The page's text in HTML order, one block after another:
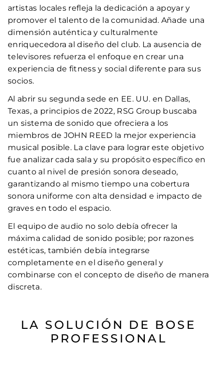
artistas locales refleja la dedicación a apoyar y
promover el talento de la comunidad. Añade una
dimensión auténtica y culturalmente
enriquecedora al diseño del club. La ausencia de
televisores refuerza el enfoque en crear una
experiencia de fitness y social diferente para sus
socios.
Al abrir su segunda sede en EE. UU. en Dallas,
Texas, a principios de 2022, RSG Group buscaba
un sistema de sonido que ofreciera a los
miembros de JOHN REED la mejor experiencia
musical posible. La clave para lograr este objetivo
fue analizar cada sala y su propósito específico en
cuanto al nivel de presión sonora deseado,
garantizando al mismo tiempo una cobertura
sonora uniforme con alta densidad e impacto de
graves en todo el espacio.
El equipo de audio no solo debía ofrecer la
máxima calidad de sonido posible; por razones
estéticas, también debía integrarse
completamente en el diseño general y
combinarse con el concepto de diseño de manera
discreta.
LA SOLUCIÓN DE BOSE
PROFESSIONAL